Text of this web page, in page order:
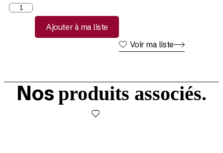
Ajouter à ma liste
Voir ma liste
Nos produits associés.